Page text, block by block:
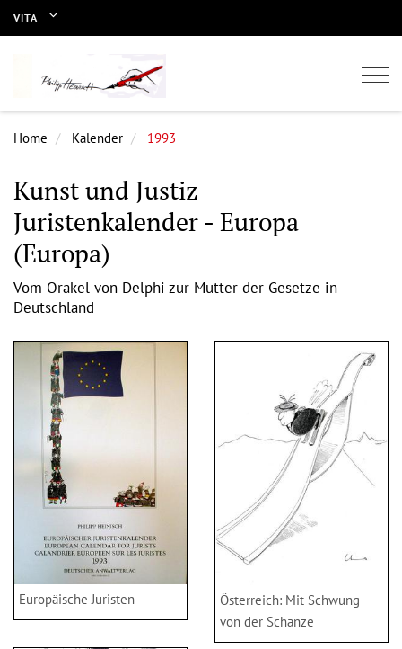
VITA
Home Kalender 1993
Kunst und Justiz
Juristenkalender - Europa
(Europa)
Vom Orakel von Delphi zur Mutter der Gesetze in
Deutschland
Europäische Juristen
Österreich: Mit Schwung
von der Schanze